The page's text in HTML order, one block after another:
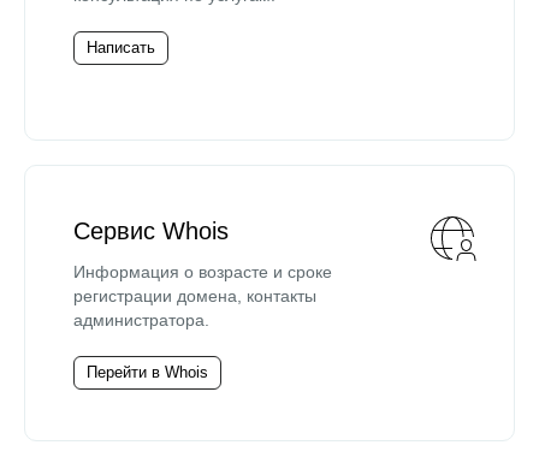
Написать
Сервис Whois
Информация о возрасте и сроке
регистрации домена, контакты
администратора.
Перейти в Whois